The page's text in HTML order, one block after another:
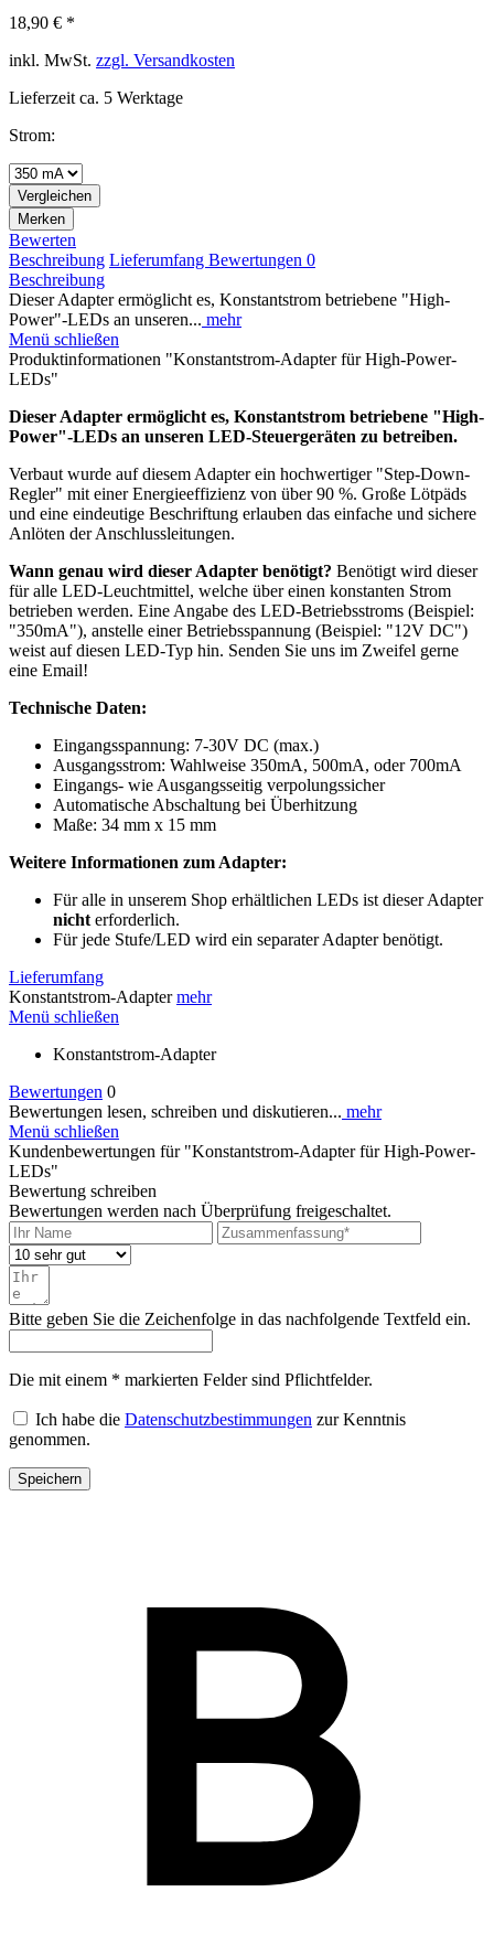
18,90 € *
inkl. MwSt. zzgl. Versandkosten
Lieferzeit ca. 5 Werktage
Strom:
Vergleichen
Merken
Bewerten
Beschreibung Lieferumfang Bewertungen 0
Beschreibung
Dieser Adapter ermöglicht es, Konstantstrom betriebene "High-
Power"-LEDs an unseren... mehr
Menü schließen
Produktinformationen "Konstantstrom-Adapter für High-Power-
LEDs"
Dieser Adapter ermöglicht es, Konstantstrom betriebene "High-
Power"-LEDs an unseren LED-Steuergeräten zu betreiben.
Verbaut wurde auf diesem Adapter ein hochwertiger "Step-Down-
Regler" mit einer Energieeffizienz von über 90 %. Große Lötpäds
und eine eindeutige Beschriftung erlauben das einfache und sichere
Anlöten der Anschlussleitungen.
Wann genau wird dieser Adapter benötigt? Benötigt wird dieser
für alle LED-Leuchtmittel, welche über einen konstanten Strom
betrieben werden. Eine Angabe des LED-Betriebsstroms (Beispiel:
"350mA"), anstelle einer Betriebsspannung (Beispiel: "12V DC")
weist auf diesen LED-Typ hin. Senden Sie uns im Zweifel gerne
eine Email!
Technische Daten:
Eingangsspannung: 7-30V DC (max.)
Ausgangsstrom: Wahlweise 350mA, 500mA, oder 700mA
Eingangs- wie Ausgangsseitig verpolungssicher
Automatische Abschaltung bei Überhitzung
Maße: 34 mm x 15 mm
Weitere Informationen zum Adapter:
Für alle in unserem Shop erhältlichen LEDs ist dieser Adapter
nicht erforderlich.
Für jede Stufe/LED wird ein separater Adapter benötigt.
Lieferumfang
Konstantstrom-Adaptermehr
Menü schließen
Konstantstrom-Adapter
Bewertungen 0
Bewertungen lesen, schreiben und diskutieren... mehr
Menü schließen
Kundenbewertungen für "Konstantstrom-Adapter für High-Power-
LEDs"
Bewertung schreiben
Bewertungen werden nach Überprüfung freigeschaltet.
Bitte geben Sie die Zeichenfolge in das nachfolgende Textfeld ein.
Die mit einem * markierten Felder sind Pflichtfelder.
Ich habe die Datenschutzbestimmungen zur Kenntnis
genommen.
Speichern